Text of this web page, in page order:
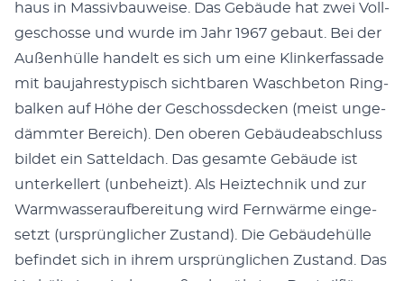
haus in Mas­siv­bau­wei­se. Das Gebäu­de hat zwei Voll­
ge­schos­se und wur­de im Jahr 1967 gebaut. Bei der
Außen­hül­le han­delt es sich um eine Klin­ker­fas­sa­de
mit bau­jah­res­ty­pisch sicht­ba­ren Wasch­be­ton Ring­
bal­ken auf Höhe der Geschoss­de­cken (meist unge­
dämm­ter Bereich). Den obe­ren Gebäu­de­ab­schluss
bil­det ein Sat­tel­dach. Das gesam­te Gebäu­de ist
unter­kel­lert (unbe­heizt). Als Heiz­tech­nik und zur
Warm­was­ser­auf­be­rei­tung wird Fern­wär­me ein­ge­
setzt (ursprüng­li­cher Zustand). Die Gebäu­de­hül­le
befin­det sich in ihrem ursprüng­li­chen Zustand. Das